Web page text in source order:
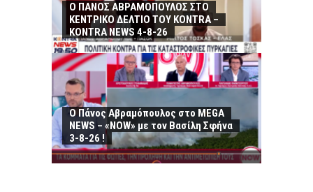
Ο ΠΑΝΟΣ ΑΒΡΑΜΟΠΟΥΛΟΣ ΣΤΟ
ΚΕΝΤΡΙΚΟ ΔΕΛΤΙΟ ΤΟΥ KONTRA –
KONTRA NEWS 4-8-26
Ο Πάνος Αβραμόπουλος στο MEGA
NEWS – «NOW» με τον Βασίλη Σφήνα
3-8-26 !